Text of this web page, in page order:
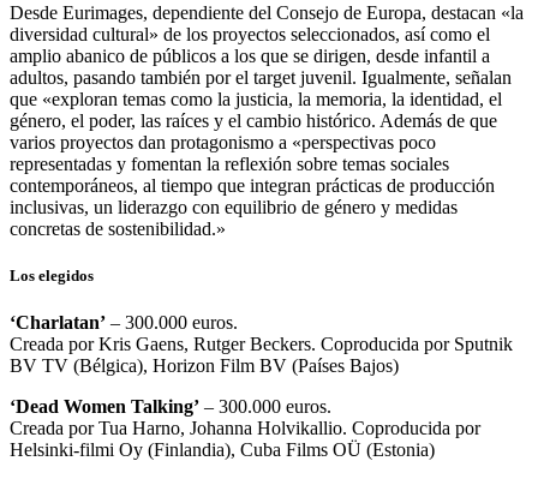
Desde Eurimages, dependiente del Consejo de Europa, destacan «la
diversidad cultural» de los proyectos seleccionados, así como el
amplio abanico de públicos a los que se dirigen, desde infantil a
adultos, pasando también por el target juvenil. Igualmente, señalan
que «exploran temas como la justicia, la memoria, la identidad, el
género, el poder, las raíces y el cambio histórico. Además de que
varios proyectos dan protagonismo a «perspectivas poco
representadas y fomentan la reflexión sobre temas sociales
contemporáneos, al tiempo que integran prácticas de producción
inclusivas, un liderazgo con equilibrio de género y medidas
concretas de sostenibilidad.»
Los elegidos
‘Charlatan’ – 300.000 euros.
Creada por Kris Gaens, Rutger Beckers. Coproducida por Sputnik
BV TV (Bélgica), Horizon Film BV (Países Bajos)
‘Dead Women Talking’ – 300.000 euros.
Creada por Tua Harno, Johanna Holvikallio. Coproducida por
Helsinki-filmi Oy (Finlandia), Cuba Films OÜ (Estonia)